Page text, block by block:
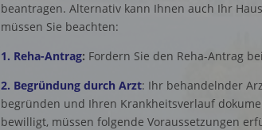
beantragen. Alternativ kann Ihnen auch Ihr
müssen Sie beachten:
1. Reha-Antrag: Fordern Sie den Reha-Antrag
2. Begründung durch Arzt: Ihr behandelnder
begründen und Ihren Krankheitsverlauf
bewilligt, müssen folgende Voraussetzungen